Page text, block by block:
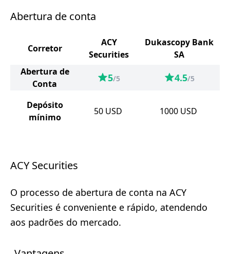
Abertura de conta
Corretor
ACY
Securities
Dukascopy Bank
SA
Abertura de
Conta
5/5 4.5/5
Depósito
mínimo
50 USD 1000 USD
ACY Securities
O processo de abertura de conta na ACY
Securities é conveniente e rápido, atendendo
aos padrões do mercado.